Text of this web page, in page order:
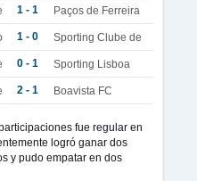
1 - 1 Paços de Ferreira
1 - 0 Sporting Clube de
0 - 1 Sporting Lisboa
2 - 1 Boavista FC
fue regular en
logró ganar dos
y pudo empatar en dos